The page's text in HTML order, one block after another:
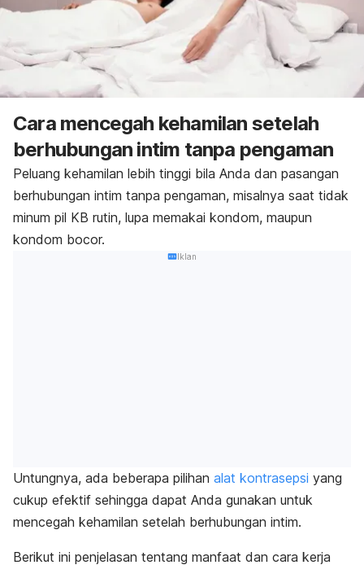
Cara mencegah kehamilan setelah
berhubungan intim tanpa pengaman
Peluang kehamilan lebih tinggi bila Anda dan pasangan
berhubungan intim tanpa pengaman, misalnya saat tidak
minum pil KB rutin, lupa memakai kondom, maupun
kondom bocor.
Iklan
Untungnya, ada beberapa pilihan alat kontrasepsi yang
cukup efektif sehingga dapat Anda gunakan untuk
mencegah kehamilan setelah berhubungan intim.
Berikut ini penjelasan tentang manfaat dan cara kerja